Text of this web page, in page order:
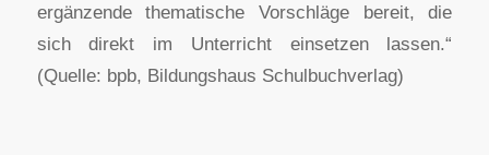
ergänzende thematische Vorschläge bereit, die
sich direkt im Unterricht einsetzen lassen.“
(Quelle: bpb, Bildungshaus Schulbuchverlag)